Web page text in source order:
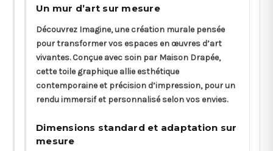
Un mur d’art sur mesure
Découvrez Imagine, une création murale pensée
pour transformer vos espaces en œuvres d’art
vivantes. Conçue avec soin par Maison Drapée,
cette toile graphique allie esthétique
contemporaine et précision d’impression, pour un
rendu immersif et personnalisé selon vos envies.
Dimensions standard et adaptation sur
mesure